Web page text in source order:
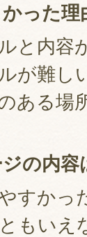
った理
と内容
が難し
ある場
の内
すかっ
もいえ